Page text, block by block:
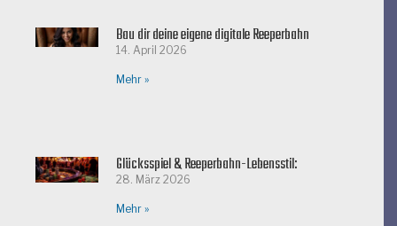
Bau dir deine eigene digitale Reeperbahn
14. April 2026
Mehr »
Glücksspiel & Reeperbahn-Lebensstil:
28. März 2026
Mehr »